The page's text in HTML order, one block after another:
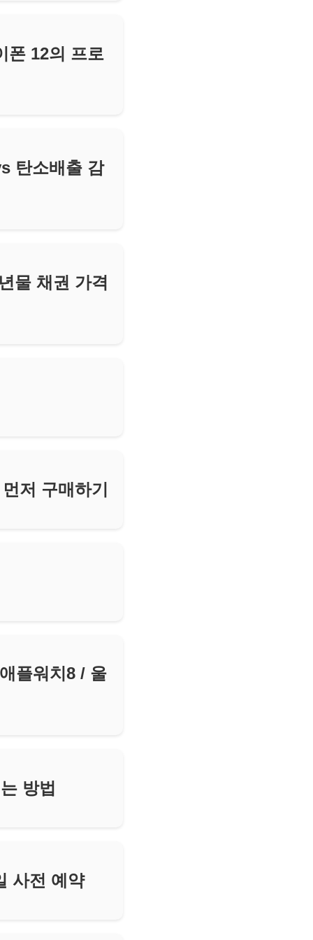
폰 12의 프로
탄소배출 감
물 채권 가격
저 구매하기
플워치8 / 울
방법
사전 예약